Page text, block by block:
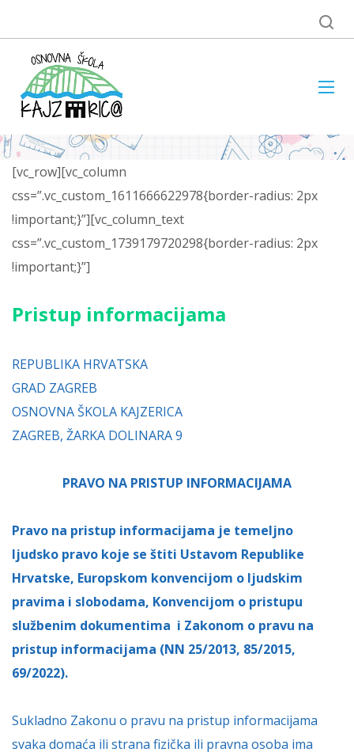
[vc_row][vc_column
css=”.vc_custom_1611666622978{border-radius: 2px
!important;}”][vc_column_text
css=”.vc_custom_1739179720298{border-radius: 2px
!important;}”]
Pristup informacijama
REPUBLIKA HRVATSKA
GRAD ZAGREB
OSNOVNA ŠKOLA KAJZERICA
ZAGREB, ŽARKA DOLINARA 9
PRAVO NA PRISTUP INFORMACIJAMA
Pravo na pristup informacijama je temeljno
ljudsko pravo koje se štiti Ustavom Republike
Hrvatske, Europskom konvencijom o ljudskim
pravima i slobodama, Konvencijom o pristupu
službenim dokumentima i Zakonom o pravu na
pristup informacijama (NN 25/2013, 85/2015,
69/2022).
Sukladno Zakonu o pravu na pristup informacijama
svaka domaća ili strana fizička ili pravna osoba ima